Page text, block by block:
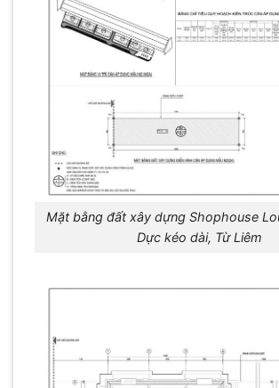
Mặt bằng đất xây dựng Shophouse
Dực kéo dài, Từ Liêm